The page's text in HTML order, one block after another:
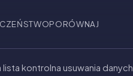
PORÓWNAJ
kontrolna usuwania danych